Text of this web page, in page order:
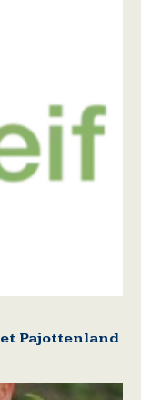
Pajottenland